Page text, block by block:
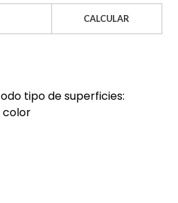
CALCULAR
tipo de superficies:
color